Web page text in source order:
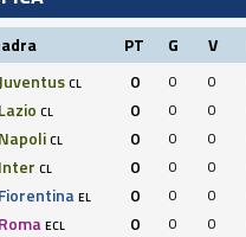
PT G V
Juventus CL 0 0 0
Lazio CL 0 0 0
Napoli CL 0 0 0
Inter CL 0 0 0
Fiorentina EL 0 0 0
Roma ECL 0 0 0